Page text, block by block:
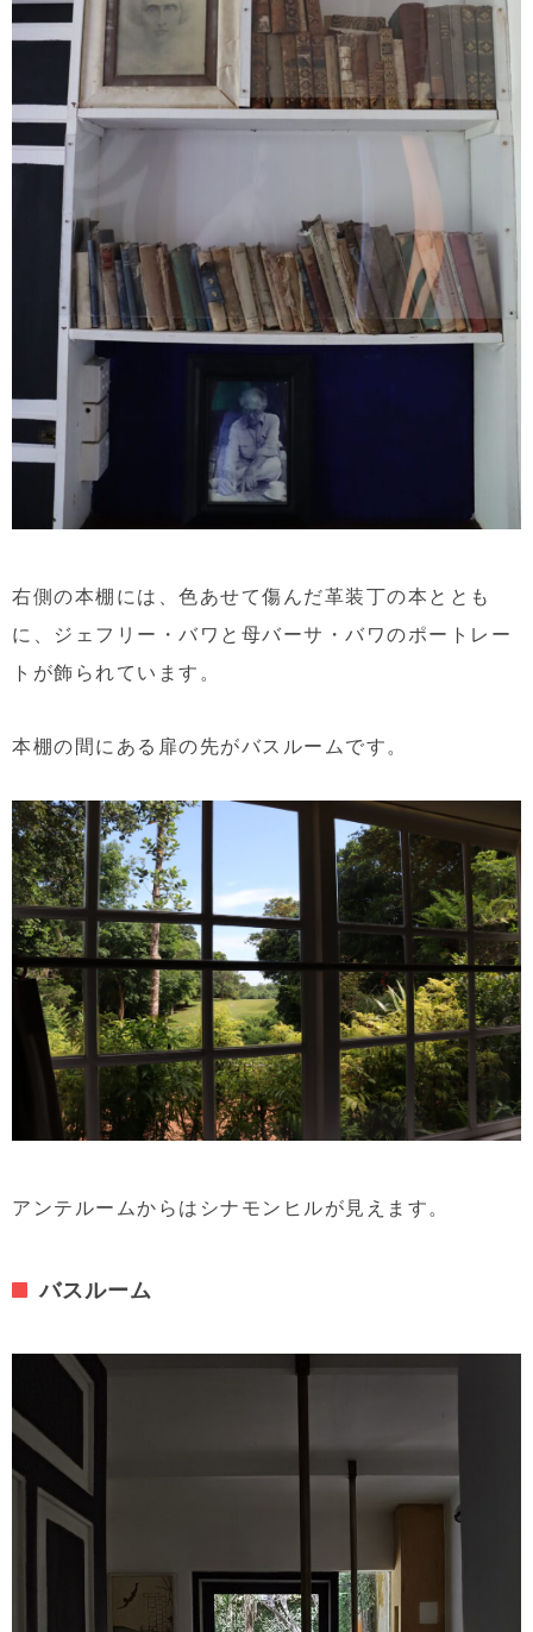
右側の本棚には、色あせて傷んだ革装丁の本ととも
に、ジェフリー・バワと母バーサ・バワのポートレー
トが飾られています。
本棚の間にある扉の先がバスルームです。
アンテルームからはシナモンヒルが見えます。
バスルーム